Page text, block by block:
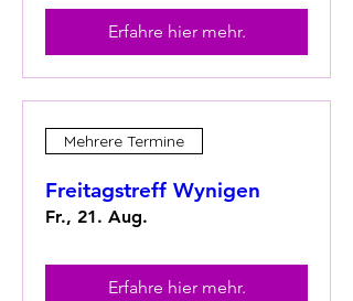
Erfahre hier mehr.
Mehrere Termine
Freitagstreff Wynigen
Fr., 21. Aug.
Erfahre hier mehr.